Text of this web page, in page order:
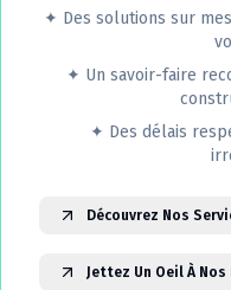
✦ Des solutions sur
✦ Un savoir-faire
✦ Des délais
Découvrez Nos
Jettez Un Oeil À